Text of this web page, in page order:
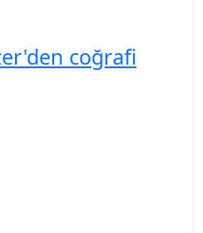
coğrafi